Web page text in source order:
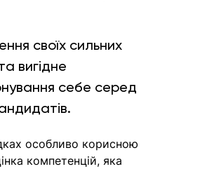
своїх сильних
вигідне
себе серед
особливо корисною
компетенцій, яка